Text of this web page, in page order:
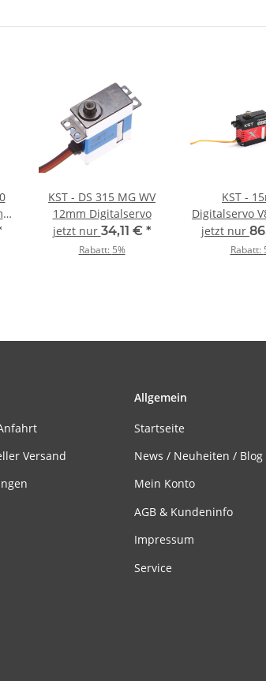
KST - DS 315 MG WV
12mm Digitalservo
jetzt nur 34,11 € *
Rabatt: 5%
KST -
Digitalservo
HV
jetzt nur
Rabatt:
Versand
Allgemein
Startseite
News / Neuheiten / Blog
Mein Konto
AGB & Kundeninfo
Impressum
Service